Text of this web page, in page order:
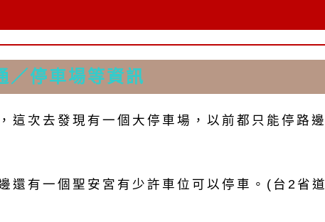
／停車場等資訊
這次去發現有一個大停車場，以前都只能停路邊
還有一個聖安宮有少許車位可以停車。(台2省道